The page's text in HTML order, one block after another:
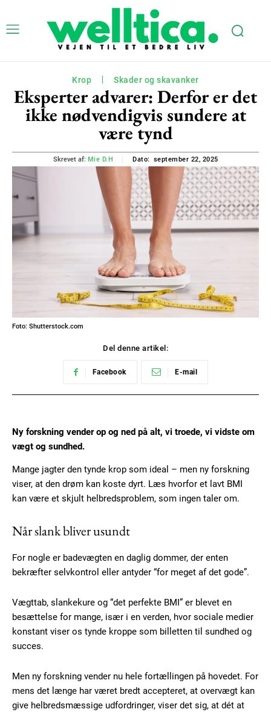
Krop Skader og skavanker
Eksperter advarer: Derfor er det
ikke nødvendigvis sundere at
være tynd
Skrevet af: Mie D.H Dato: september 22, 2025
Foto: Shutterstock.com
Del denne artikel:
Facebook E-mail
Ny forskning vender op og ned på alt, vi troede, vi vidste om
vægt og sundhed.
Mange jagter den tynde krop som ideal – men ny forskning
viser, at den drøm kan koste dyrt. Læs hvorfor et lavt BMI
kan være et skjult helbredsproblem, som ingen taler om.
Når slank bliver usundt
For nogle er badevægten en daglig dommer, der enten
bekræfter selvkontrol eller antyder “for meget af det gode”.
Vægttab, slankekure og “det perfekte BMI” er blevet en
besættelse for mange, især i en verden, hvor sociale medier
konstant viser os tynde kroppe som billetten til sundhed og
succes.
Men ny forskning vender nu hele fortællingen på hovedet. For
mens det længe har været bredt accepteret, at overvægt kan
give helbredsmæssige udfordringer, viser det sig, at dét at